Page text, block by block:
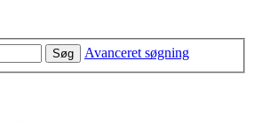
Søg Avanceret søgning